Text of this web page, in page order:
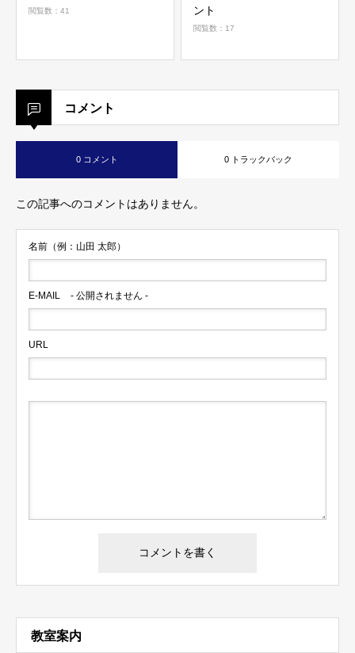
閲覧数：41
ント
閲覧数：17
コメント
0 コメント 0 トラックバック
この記事へのコメントはありません。
名前（例：山田 太郎）
E-MAIL - 公開されません -
URL
教室案内